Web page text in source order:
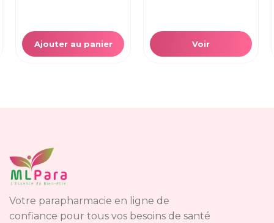
Ajouter au panier Voir
Votre parapharmacie en ligne de
confiance pour tous vos besoins de santé